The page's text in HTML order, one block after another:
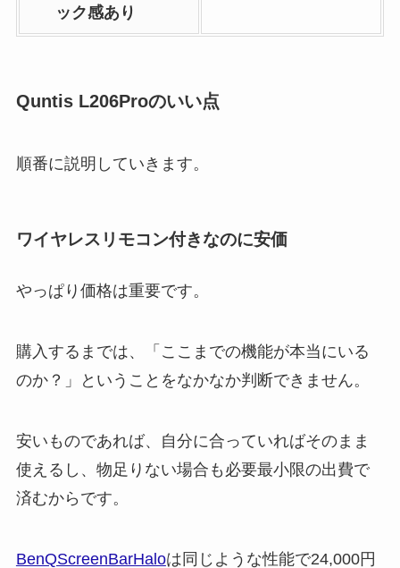
ック感あり
Quntis L206Proのいい点
順番に説明していきます。
ワイヤレスリモコン付きなのに安価
やっぱり価格は重要です。
購入するまでは、「ここまでの機能が本当にいる
のか？」ということをなかなか判断できません。
安いものであれば、自分に合っていればそのまま
使えるし、物足りない場合も必要最小限の出費で
済むからです。
BenQScreenBarHaloは同じような性能で24,000円